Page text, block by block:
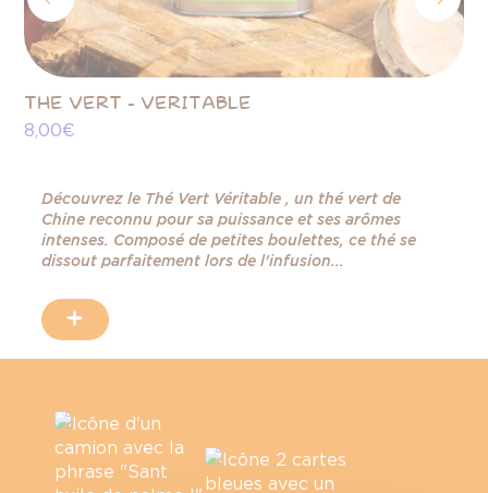
THE VERT - VERITABLE
8,00 €
Découvrez le Thé Vert Véritable , un thé vert de
Chine reconnu pour sa puissance et ses arômes
intenses. Composé de petites boulettes, ce thé se
dissout parfaitement lors de l'infusion...
+